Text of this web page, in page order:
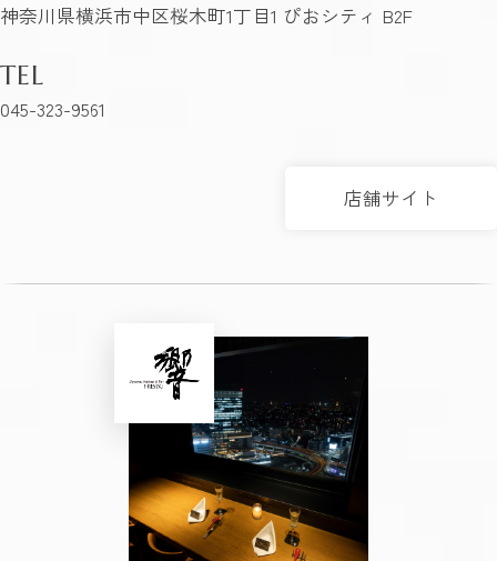
神奈川県横浜市中区桜木町1丁目1 ぴおシティ B2F
TEL
045-323-9561
店舗サイト